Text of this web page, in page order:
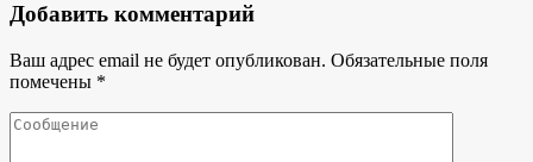
Добавить комментарий
Ваш адрес email не будет опубликован. Обязательные поля
помечены *